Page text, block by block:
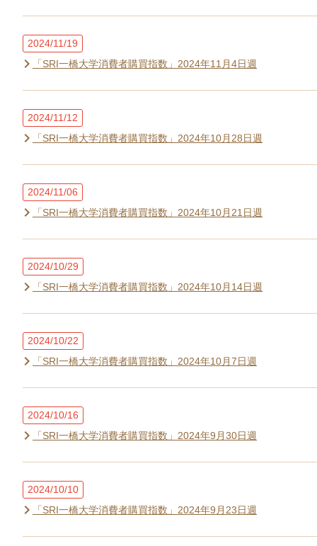
2024/11/19
「SRI一橋大学消費者購買指数」2024年11月4日週
2024/11/12
「SRI一橋大学消費者購買指数」2024年10月28日週
2024/11/06
「SRI一橋大学消費者購買指数」2024年10月21日週
2024/10/29
「SRI一橋大学消費者購買指数」2024年10月14日週
2024/10/22
「SRI一橋大学消費者購買指数」2024年10月7日週
2024/10/16
「SRI一橋大学消費者購買指数」2024年9月30日週
2024/10/10
「SRI一橋大学消費者購買指数」2024年9月23日週